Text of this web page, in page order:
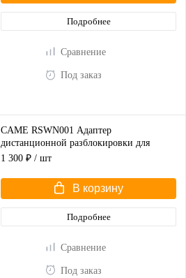
Подробнее
Сравнение
Под заказ
CAME RSWN001 Адаптер
дистанционной разблокировки для
распашных ворот
1 300 ₽ / шт
В корзину
Подробнее
Сравнение
Под заказ